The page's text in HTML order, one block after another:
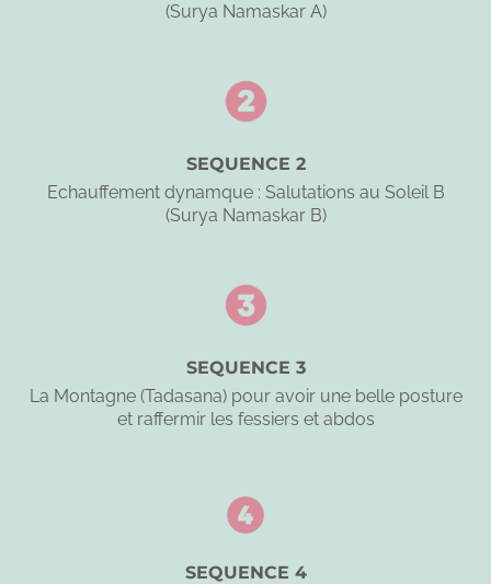
(Surya Namaskar A)
SEQUENCE 2
Echauffement dynamque : Salutations au Soleil B
(Surya Namaskar B)
SEQUENCE 3
La Montagne (Tadasana) pour avoir une belle posture
et raffermir les fessiers et abdos
SEQUENCE 4